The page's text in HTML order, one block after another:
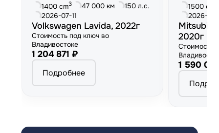
1400 cm3 47 000 км
150 л.с.
2026-07-11
Volkswagen Lavida, 2022г
Стоимость под ключ во
Владивостоке
1 204 871 ₽
Подробнее
1500 cm
2026-
2020г
Стоимость
1 590